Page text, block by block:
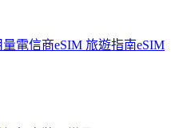
量電信商eSIM 旅遊指南eSIM